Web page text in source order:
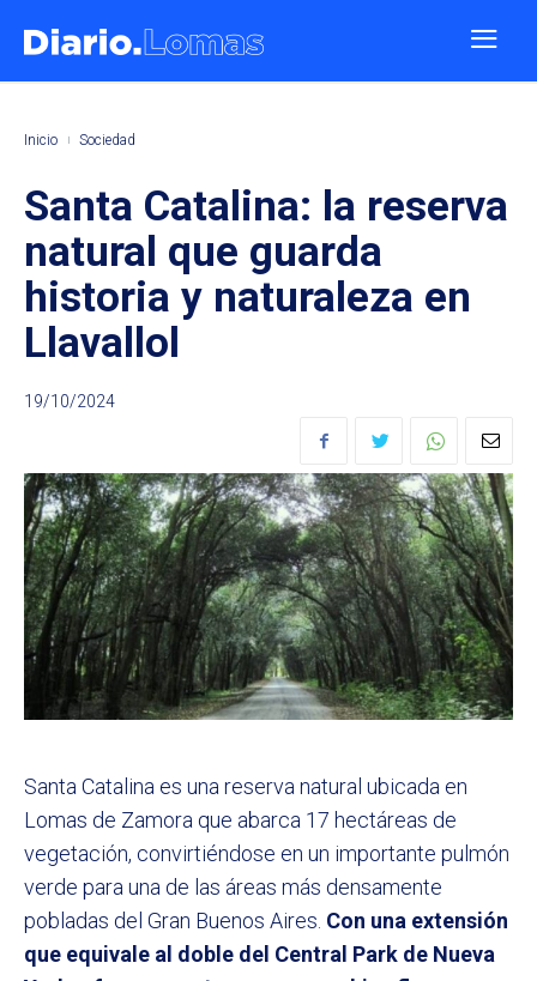
Inicio Sociedad
Santa Catalina: la reserva
natural que guarda
historia y naturaleza en
Llavallol
19/10/2024
Santa Catalina es una reserva natural ubicada en
Lomas de Zamora que abarca 17 hectáreas de
vegetación, convirtiéndose en un importante pulmón
verde para una de las áreas más densamente
pobladas del Gran Buenos Aires. Con una extensión
que equivale al doble del Central Park de Nueva